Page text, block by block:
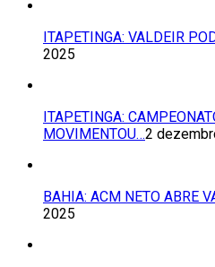
ITAPETINGA: VALDEIR
2025
ITAPETINGA:
MOVIMENTOU…2
BAHIA: ACM NETO ABRE
2025